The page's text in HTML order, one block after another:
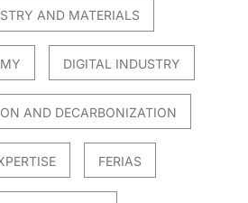
AND MATERIALS
DIGITAL INDUSTRY
AND DECARBONIZATION
FERIAS